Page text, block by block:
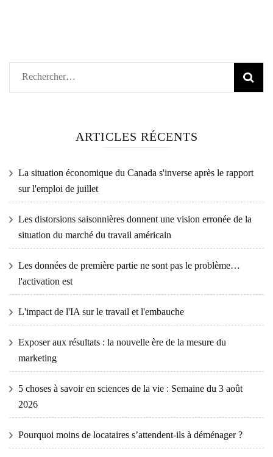
Rechercher :
ARTICLES RÉCENTS
La situation économique du Canada s'inverse après le rapport
sur l'emploi de juillet
Les distorsions saisonnières donnent une vision erronée de la
situation du marché du travail américain
Les données de première partie ne sont pas le problème…
l'activation est
L'impact de l'IA sur le travail et l'embauche
Exposer aux résultats : la nouvelle ère de la mesure du
marketing
5 choses à savoir en sciences de la vie : Semaine du 3 août
2026
Pourquoi moins de locataires s’attendent-ils à déménager ?